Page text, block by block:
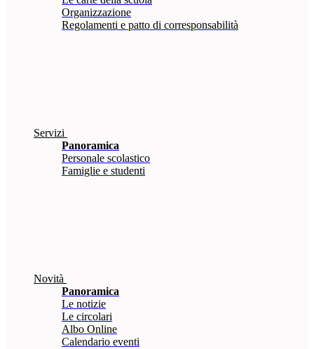
Organizzazione
Regolamenti e patto di corresponsabilità
Servizi
Panoramica
Personale scolastico
Famiglie e studenti
Novità
Panoramica
Le notizie
Le circolari
Albo Online
Calendario eventi